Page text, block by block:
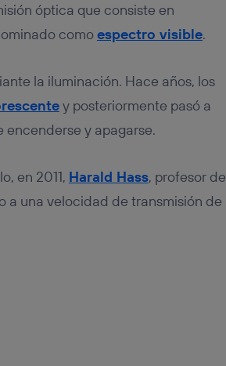
óptica que consiste en
comoespectro visible.
la iluminación. Hace años, los
y posteriormente pasó a
y apagarse.
en 2011, Harald Hass, profesor de
a una velocidad de transmisión de